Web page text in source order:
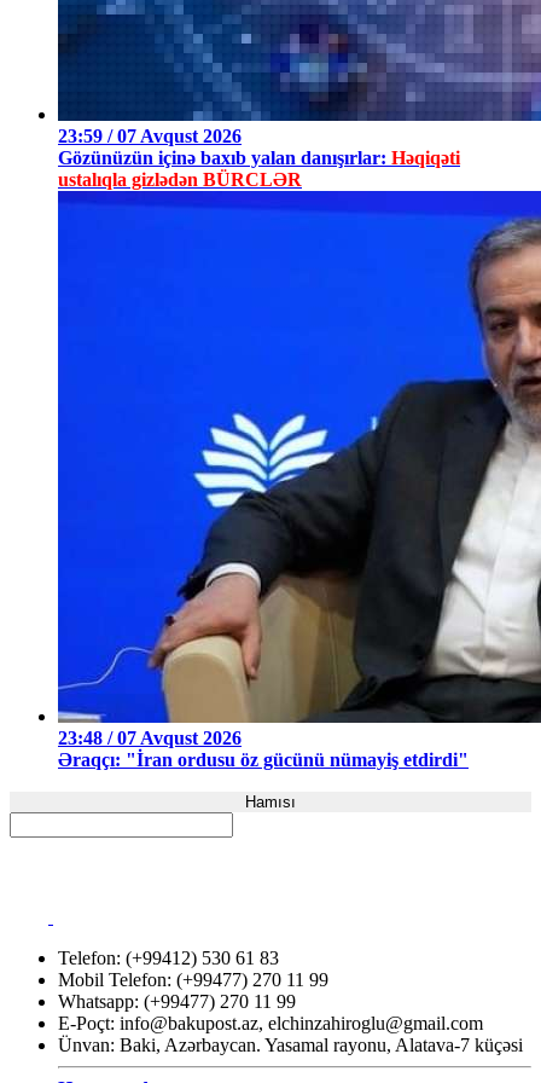
23:59 / 07 Avqust 2026
Gözünüzün içinə baxıb yalan danışırlar: Həqiqəti
ustalıqla gizlədən BÜRCLƏR
23:48 / 07 Avqust 2026
Əraqçı: "İran ordusu öz gücünü nümayiş etdirdi"
Hamısı
Telefon: (+99412) 530 61 83
Mobil Telefon: (+99477) 270 11 99
Whatsapp: (+99477) 270 11 99
E-Poçt: info@bakupost.az, elchinzahiroglu@gmail.com
Ünvan: Baki, Azərbaycan. Yasamal rayonu, Alatava-7 küçəsi